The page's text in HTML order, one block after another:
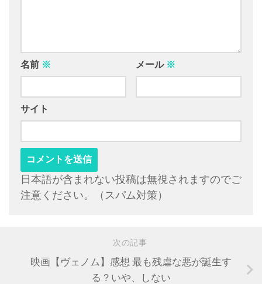
名前 ※ メール ※
サイト
日本語が含まれない投稿は無視されますのでご
注意ください。（スパム対策）
次の記事
映画【ヴェノム】感想 最も残虐な悪が誕生す
る？いや、しない